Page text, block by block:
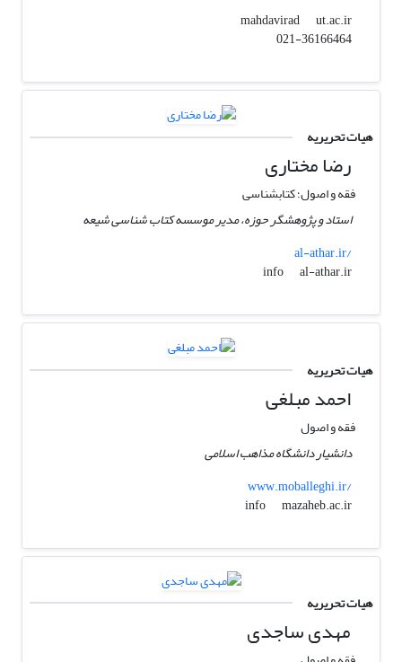
mahdavirad
ut.ac.ir
021-36166464
هیات تحریریه
رضا مختاری
فقه و اصول؛ کتابشناسی
استاد و پژوهشگر حوزه، مدیر موسسه کتاب شناسی شیعه
al-athar.ir/
info
al-athar.ir
هیات تحریریه
احمد مبلغی
فقه و اصول
دانشیار دانشگاه مذاهب اسلامی
www.moballeghi.ir/
info
mazaheb.ac.ir
هیات تحریریه
مهدی ساجدی